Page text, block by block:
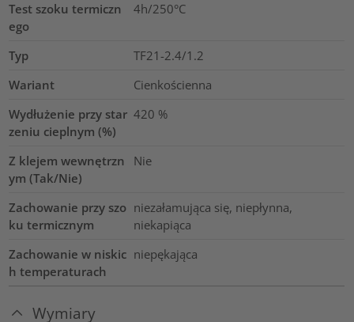
Test szoku termiczn
ego
4h/250°C
Typ
TF21-2.4/1.2
Wariant
Cienkościenna
Wydłużenie przy star
zeniu cieplnym (%)
420 %
Z klejem wewnętrzn
ym (Tak/Nie)
Nie
Zachowanie przy szo
ku termicznym
niezałamująca się, niepłynna,
niekapiąca
Zachowanie w niskic
h temperaturach
niepękająca
Wymiary